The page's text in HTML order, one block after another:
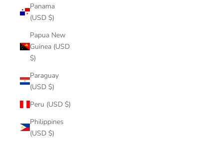
Panama
(USD $)
Papua New
Guinea (USD
$)
Paraguay
(USD $)
Peru (USD $)
Philippines
(USD $)